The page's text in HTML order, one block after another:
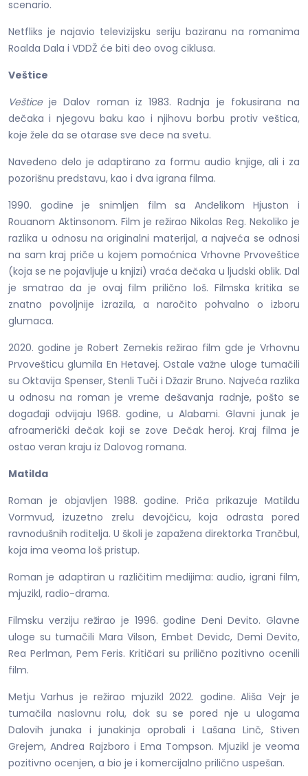
scenario.
Netfliks je najavio televizijsku seriju baziranu na romanima
Roalda Dala i VDDŽ će biti deo ovog ciklusa.
Veštice
Vešticeje Dalov roman iz 1983. Radnja je fokusirana na
dečaka i njegovu baku kao i njihovu borbu protiv veštica,
koje žele da se otarase sve dece na svetu.
Navedeno delo je adaptirano za formu audio knjige, ali i za
pozorišnu predstavu, kao i dva igrana filma.
1990. godine je snimljen film sa Anđelikom Hjuston i
Rouanom Aktinsonom. Film je režirao Nikolas Reg. Nekoliko je
razlika u odnosu na originalni materijal, a najveća se odnosi
na sam kraj priče u kojem pomoćnica Vrhovne Prvoveštice
(koja se ne pojavljuje u knjizi) vraća dečaka u ljudski oblik. Dal
je smatrao da je ovaj film prilično loš. Filmska kritika se
znatno povoljnije izrazila, a naročito pohvalno o izboru
glumaca.
2020. godine je Robert Zemekis režirao film gde je Vrhovnu
Prvovešticu glumila En Hetavej. Ostale važne uloge tumačili
su Oktavija Spenser, Stenli Tuči i Džazir Bruno. Najveća razlika
u odnosu na roman je vreme dešavanja radnje, pošto se
događaji odvijaju 1968. godine, u Alabami. Glavni junak je
afroamerički dečak koji se zove Dečak heroj. Kraj filma je
ostao veran kraju iz Dalovog romana.
Matilda
Roman je objavljen 1988. godine. Priča prikazuje Matildu
Vormvud, izuzetno zrelu devojčicu, koja odrasta pored
ravnodušnih roditelja. U školi je zapažena direktorka Trančbul,
koja ima veoma loš pristup.
Roman je adaptiran u različitim medijima: audio, igrani film,
mjuzikl, radio-drama.
Filmsku verziju režirao je 1996. godine Deni Devito. Glavne
uloge su tumačili Mara Vilson, Embet Devidc, Demi Devito,
Rea Perlman, Pem Feris. Kritičari su prilično pozitivno ocenili
film.
Metju Varhus je režirao mjuzikl 2022. godine. Ališa Vejr je
tumačila naslovnu rolu, dok su se pored nje u ulogama
Dalovih junaka i junakinja oprobali i Lašana Linč, Stiven
Grejem, Andrea Rajzboro i Ema Tompson. Mjuzikl je veoma
pozitivno ocenjen, a bio je i komercijalno prilično uspešan.